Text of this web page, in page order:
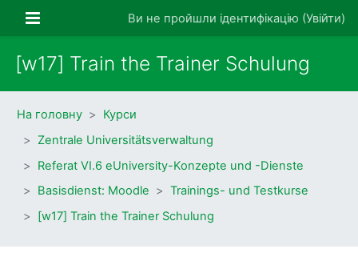
Бокова панельВи не пройшли ідентифікацію (Увійти)
[w17] Train the Trainer Schulung
На головну
Курси
Zentrale Universitätsverwaltung
Referat VI.6 eUniversity-Konzepte und -Dienste
Basisdienst: Moodle
Trainings- und Testkurse
[w17] Train the Trainer Schulung